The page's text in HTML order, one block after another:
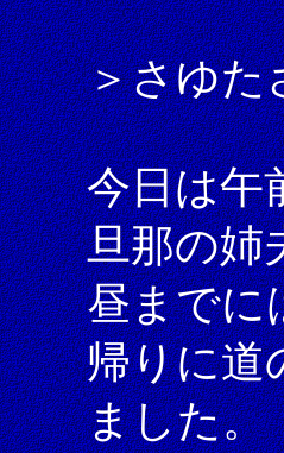
＞さゆた
今日は午
旦那の姉
昼までに
帰りに道
ました。